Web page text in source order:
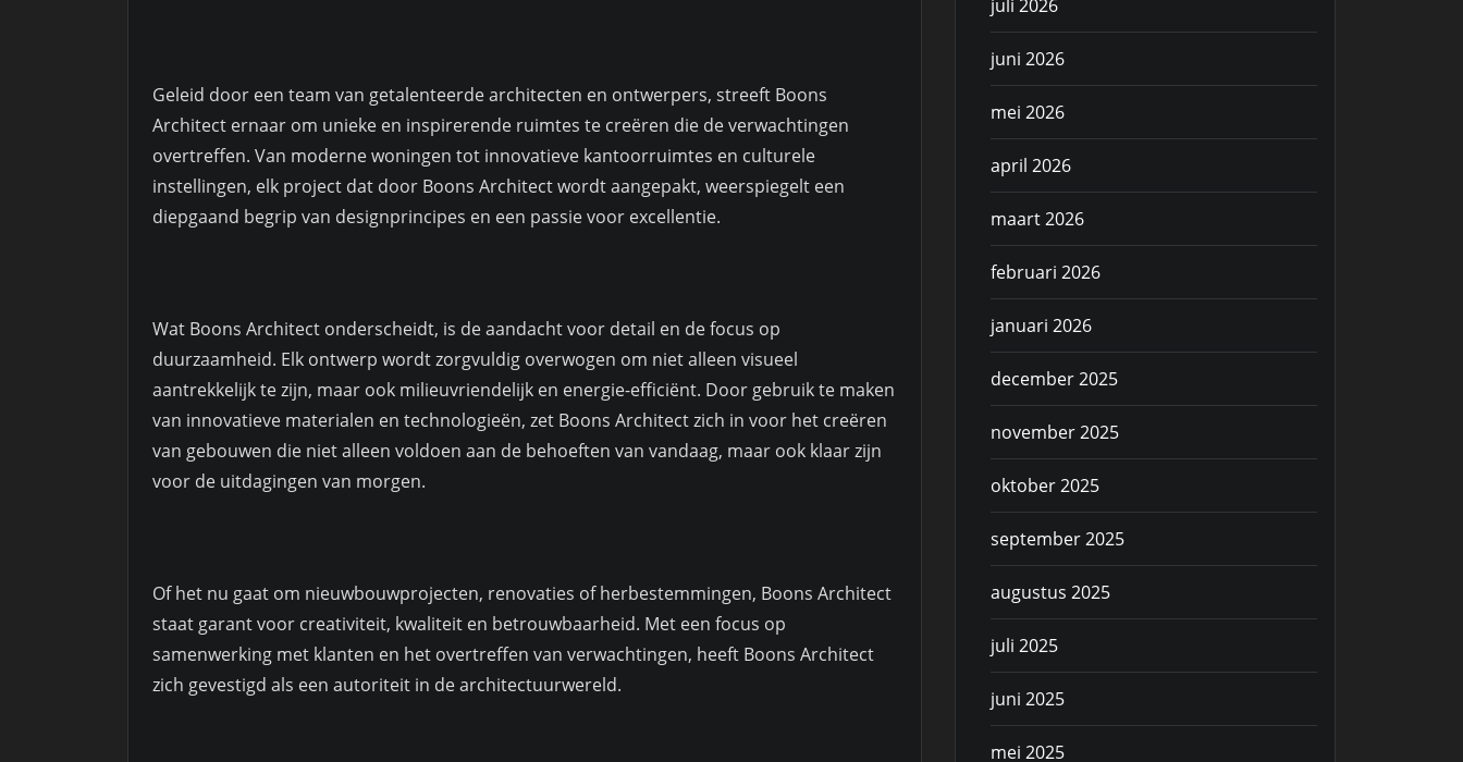
Geleid door een team van getalenteerde architecten en ontwerpers, streeft Boons
Architect ernaar om unieke en inspirerende ruimtes te creëren die de verwachtingen
overtreffen. Van moderne woningen tot innovatieve kantoorruimtes en culturele
instellingen, elk project dat door Boons Architect wordt aangepakt, weerspiegelt een
diepgaand begrip van designprincipes en een passie voor excellentie.
Wat Boons Architect onderscheidt, is de aandacht voor detail en de focus op
duurzaamheid. Elk ontwerp wordt zorgvuldig overwogen om niet alleen visueel
aantrekkelijk te zijn, maar ook milieuvriendelijk en energie-efficiënt. Door gebruik te maken
van innovatieve materialen en technologieën, zet Boons Architect zich in voor het creëren
van gebouwen die niet alleen voldoen aan de behoeften van vandaag, maar ook klaar zijn
voor de uitdagingen van morgen.
Of het nu gaat om nieuwbouwprojecten, renovaties of herbestemmingen, Boons Architect
staat garant voor creativiteit, kwaliteit en betrouwbaarheid. Met een focus op
samenwerking met klanten en het overtreffen van verwachtingen, heeft Boons Architect
zich gevestigd als een autoriteit in de architectuurwereld.
juli 2026
juni 2026
mei 2026
april 2026
maart 2026
februari 2026
januari 2026
december 2025
november 2025
oktober 2025
september 2025
augustus 2025
juli 2025
juni 2025
mei 2025